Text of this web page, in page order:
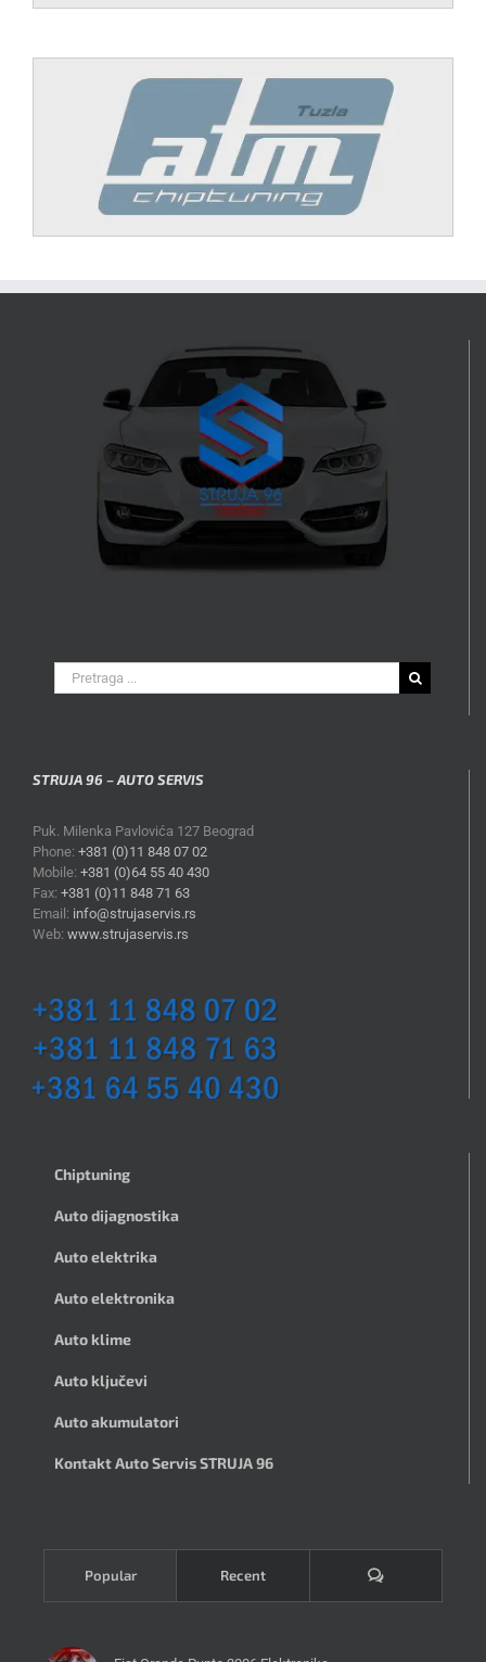
Search
for:
STRUJA 96 – AUTO SERVIS
Puk. Milenka Pavlovića 127 Beograd
Phone: +381 (0)11 848 07 02
Mobile: +381 (0)64 55 40 430
Fax: +381 (0)11 848 71 63
Email: info@strujaservis.rs
Web: www.strujaservis.rs
Chiptuning
Auto dijagnostika
Auto elektrika
Auto elektronika
Auto klime
Auto ključevi
Auto akumulatori
Kontakt Auto Servis STRUJA 96
Popular Recent Komentari